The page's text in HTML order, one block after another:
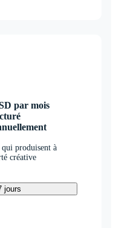
par mois
produisent à
créative
jours